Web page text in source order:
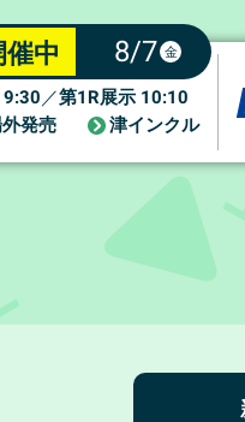
催中 8/7 金
9:30 ／第1R展示 10:10
発売 津インクル